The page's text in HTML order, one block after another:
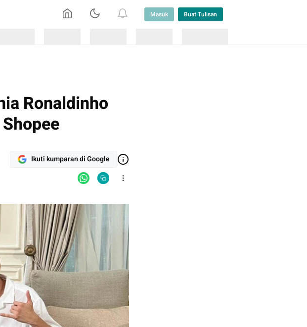
Masuk Buat Tulisan
Ronaldinho
Ikuti kumparan di Google